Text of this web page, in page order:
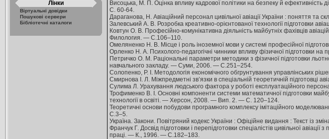
Лінки
Віртуальні довідки
Пошукові сервери
Бібліотечні каталоги
Висоцька, М. П. Оцінка впливу кадрової політики на безпеку й
С. 60-64.
Дараганова, Н. Авіаційний персонал цивільної авіації України : поняття
Залевський А. В. Розробка креативно-орієнтованої технології
Ковтун О. В. Професійно-комунікативна діяльність майбутніх фахівців
Филология. — С.106–110.
Омеляненко Н. В. Місце і роль іноземної мови у системі професійної
Орленко Н. А. Психолого-педагогічні чинники впливу фізичної підготовки
Петричко О. М. Раціональні параметри методики з фізичної підготовки
навчального закладу. — Суми, 2006. — С.251–254.
Солопенко, Р. І. Методологія економічного обгрунтування управлінських
Смирнова І. Л. Міжпредметні зв’язки в спеціальній теоретичній підготовці
Сулима Л. Урахування людського фактора у роботі експлуатаційного
Трофименко В. І. Основні компоненти системи математичної підготовки
технології в освіті. — Херсон, 2008. — Вип. 2. — С. 120–124.
Теоретичні основи побудови програмного комплексу імітаційного
С.3–5.
Україна. Закони. Повітряний кодекс України : Офіційне видання : Текст із
Франчук Г. Досвід підготовки і перепідготовки спеціалістів цивільної
праці. — К., 1996. — С.182–183.